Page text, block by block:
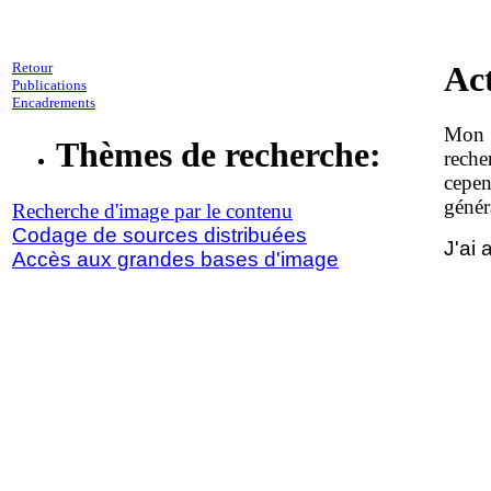
Retour
Publications
Encadrements
Thèmes de recherche:
Recherche d'image par le contenu
Codage de sources distribuées
Accès aux grandes bases d'image
Mon
J'ai